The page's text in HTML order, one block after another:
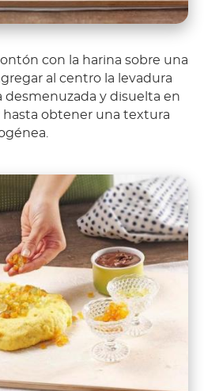
con la harina sobre una
al centro la levadura
desmenuzada y disuelta en
hasta obtener una textura